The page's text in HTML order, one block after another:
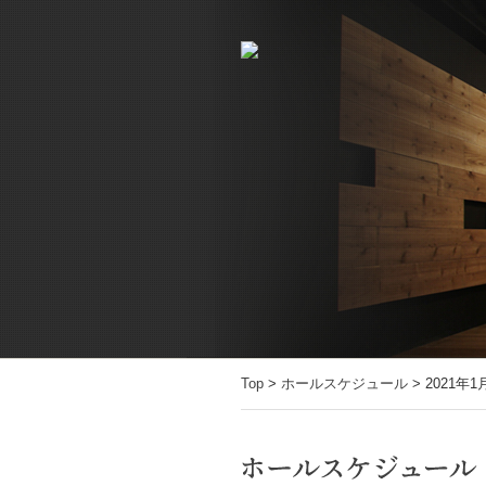
Top > ホールスケジュール > 2021年1